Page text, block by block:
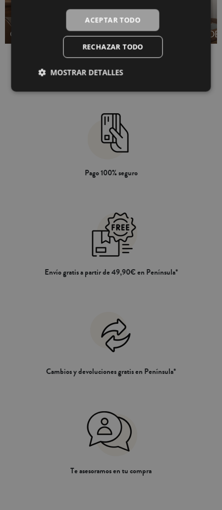
CAMINOS DE MESA SERVILLETAS
Pago 100% seguro
Envío gratis a partir de 49,90€ en Península*
Cambios y devoluciones gratis en Península*
Te asesoramos en tu compra
ACEPTAR TODO
RECHAZAR TODO
MOSTRAR DETALLES